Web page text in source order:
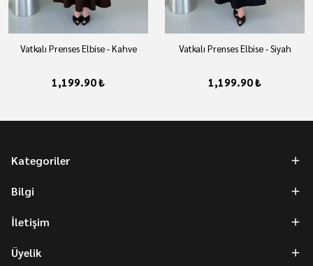
Vatkalı Prenses Elbise - Kahve
1,199.90 ₺
Vatkalı Prenses Elbise - Siyah
1,199.90 ₺
Kategoriler
Bilgi
İletişim
Üyelik